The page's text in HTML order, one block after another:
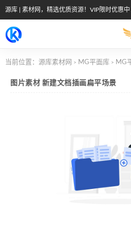
源库 | 素材网，精选优质资源！VIP限时优惠中
当前位置： 源库素材网 > MG平面库 > MG
图片素材 新建文档插画扁平场景